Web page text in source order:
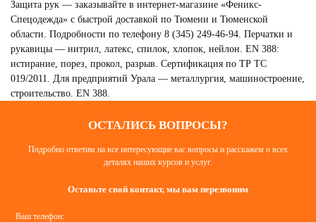
Защита рук — заказывайте в интернет-магазине «Феникс-
Спецодежда» с быстрой доставкой по Тюмени и Тюменской
области. Подробности по телефону 8 (345) 249-46-94. Перчатки и
рукавицы — нитрил, латекс, спилок, хлопок, нейлон. EN 388:
истирание, порез, прокол, разрыв. Сертификация по ТР ТС
019/2011. Для предприятий Урала — металлургия, машиностроение,
строительство. EN 388.
ОСТАЛИСЬ ВОПРОСЫ?
Подробно ответим на все интересующие вас вопросы и расскажем о всех
деталях наших курсов и услуг.
Оставьте свой контакт, мы вам перезвоним
Ваш телефон: